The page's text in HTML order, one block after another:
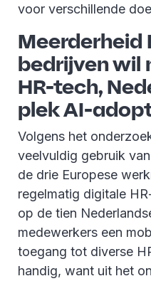
voor verschillende
Meerderheid
bedrijven wil
HR-tech,
plek AI-
Volgens het
veelvuldig gebruik
de drie Europese
regelmatig digitale
op de tien
medewerkers een
toegang tot diverse
handig, want uit het